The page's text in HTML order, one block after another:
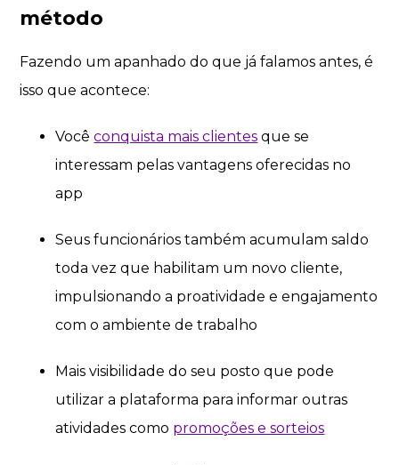
método
Fazendo um apanhado do que já falamos antes, é
isso que acontece:
Vocêconquista mais clientes que se
interessam pelas vantagens oferecidas no
app
Seus funcionários também acumulam saldo
toda vez que habilitam um novo cliente,
impulsionando a proatividade e engajamento
com o ambiente de trabalho
Mais visibilidade do seu posto que pode
utilizar a plataforma para informar outras
atividades como promoções e sorteios